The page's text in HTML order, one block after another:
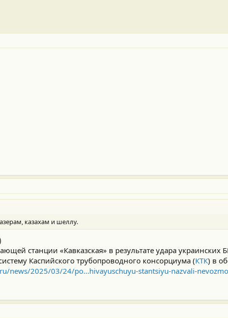
казахам и шеллу.
станции «Кавказская» в результате удара украинских
Каспийского трубопроводного консорциума (КТК) в
news/2025/03/24/po...hivayuschuyu-stantsiyu-nazvali-